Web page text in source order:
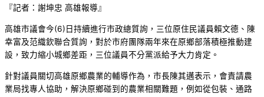
『記者：謝坤忠 高雄報導』
高雄市議會今(6)日持續進行市政總質詢，三位原住民議員賴文德、陳
幸富及范織欽聯合質詢，對於市府團隊兩年來在原鄉部落積極推動建
設，致力縮小城鄉差距，三位議員不分黨派給予大力肯定。
針對議員關切高雄原鄉農業的輔導作為，市長陳其邁表示，會責請農
業局找專人協助，解決原鄉碰到的農業相關難題，例如從包裝、通路